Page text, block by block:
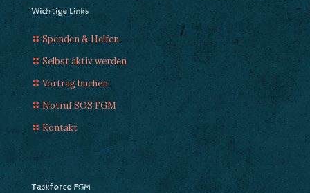
Wichtige Links
Spenden & Helfen
Selbst aktiv werden
Vortrag buchen
Notruf SOS FGM
Kontakt
Taskforce FGM